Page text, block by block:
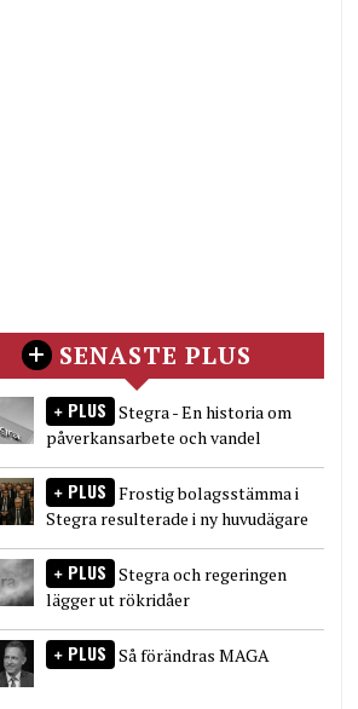
SENASTE PLUS
PLUS Stegra - En historia om
påverkansarbete och vandel
PLUS Frostig bolagsstämma i
Stegra resulterade i ny huvudägare
PLUS Stegra och regeringen
lägger ut rökridåer
PLUS Så förändras MAGA